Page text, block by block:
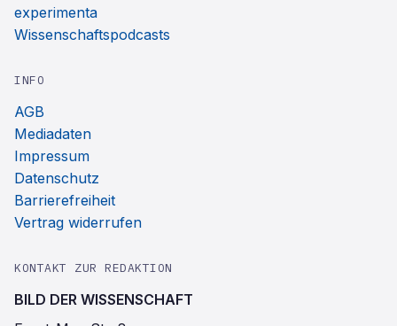
experimenta
Wissenschaftspodcasts
INFO
AGB
Mediadaten
Impressum
Datenschutz
Barrierefreiheit
Vertrag widerrufen
KONTAKT ZUR REDAKTION
BILD DER WISSENSCHAFT